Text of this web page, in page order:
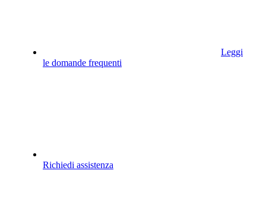
Leggi
le domande frequenti
Richiedi assistenza